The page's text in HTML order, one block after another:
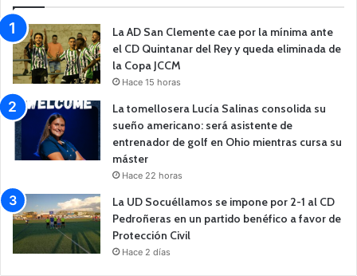
La AD San Clemente cae por la mínima ante
el CD Quintanar del Rey y queda eliminada de
la Copa JCCM
Hace 15 horas
La tomellosera Lucía Salinas consolida su
sueño americano: será asistente de
entrenador de golf en Ohio mientras cursa su
máster
Hace 22 horas
La UD Socuéllamos se impone por 2-1 al CD
Pedroñeras en un partido benéfico a favor de
Protección Civil
Hace 2 días